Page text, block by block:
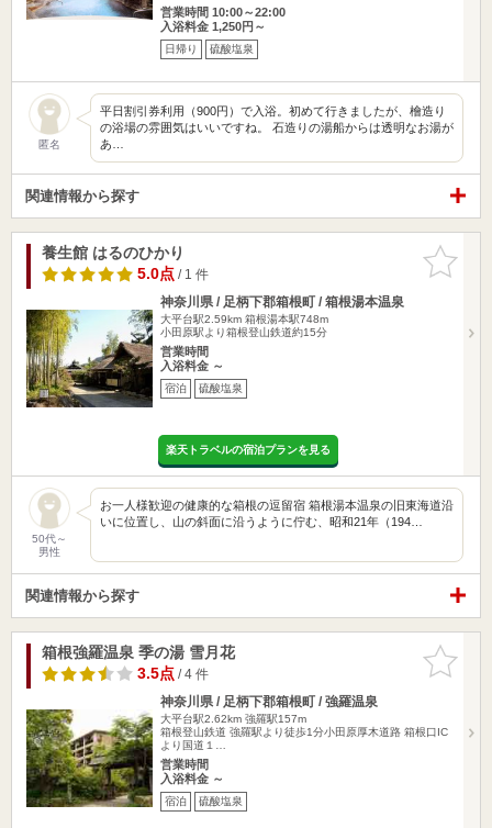
営業時間 10:00～22:00
入浴料金 1,250円～
日帰り 硫酸塩泉
匿名
平日割引券利用（900円）で入浴。初めて行きましたが、檜造り
の浴場の雰囲気はいいですね。 石造りの湯船からは透明なお湯が
あ…
関連情報から探す
お気に入
りに追加
養生館 はるのひかり
5.0点/ 1 件
神奈川県 / 足柄下郡箱根町 / 箱根湯本温泉
大平台駅2.59km 箱根湯本駅748m
小田原駅より箱根登山鉄道約15分
営業時間
入浴料金 ～
宿泊 硫酸塩泉
楽天トラベルの宿泊プランを見る
50代～
男性
お一人様歓迎の健康的な箱根の逗留宿 箱根湯本温泉の旧東海道沿
いに位置し、山の斜面に沿うように佇む、昭和21年（194…
関連情報から探す
お気に入
りに追加
箱根強羅温泉 季の湯 雪月花
3.5点/ 4 件
神奈川県 / 足柄下郡箱根町 / 強羅温泉
大平台駅2.62km 強羅駅157m
箱根登山鉄道 強羅駅より徒歩1分小田原厚木道路 箱根口IC
より国道１…
営業時間
入浴料金 ～
宿泊 硫酸塩泉